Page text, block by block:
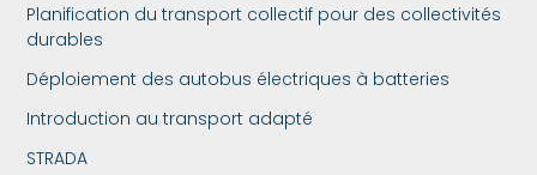
Planification du transport collectif pour des collectivités
durables
Déploiement des autobus électriques à batteries
Introduction au transport adapté
STRADA